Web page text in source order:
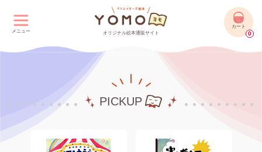
メニュー オリジナル絵本通販サイト
カート
0
PICKUP